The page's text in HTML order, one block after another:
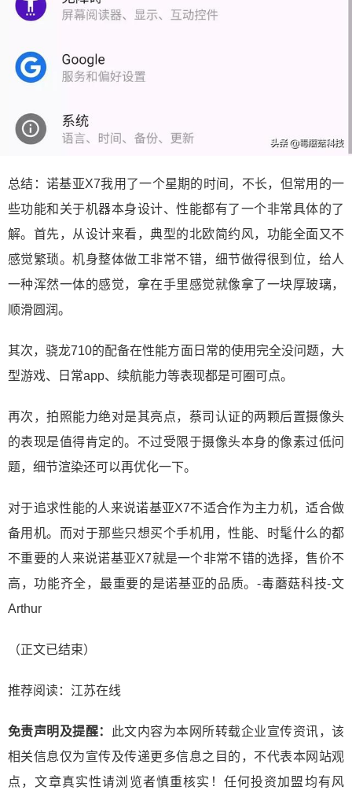
总结：诺基亚X7我用了一个星期的时间，不长，但常用的一
些功能和关于机器本身设计、性能都有了一个非常具体的了
解。首先，从设计来看，典型的北欧简约风，功能全面又不
感觉繁琐。机身整体做工非常不错，细节做得很到位，给人
一种浑然一体的感觉，拿在手里感觉就像拿了一块厚玻璃，
顺滑圆润。
其次，骁龙710的配备在性能方面日常的使用完全没问题，大
型游戏、日常app、续航能力等表现都是可圈可点。
再次，拍照能力绝对是其亮点，蔡司认证的两颗后置摄像头
的表现是值得肯定的。不过受限于摄像头本身的像素过低问
题，细节渲染还可以再优化一下。
对于追求性能的人来说诺基亚X7不适合作为主力机，适合做
备用机。而对于那些只想买个手机用，性能、时髦什么的都
不重要的人来说诺基亚X7就是一个非常不错的选择，售价不
高，功能齐全，最重要的是诺基亚的品质。-毒蘑菇科技-文
Arthur
（正文已结束）
推荐阅读： 江苏在线
免责声明及提醒：
此文内容为本网所转载企业宣传资讯，该
相关信息仅为宣传及传递更多信息之目的，不代表本网站观
点，文章真实性请浏览者慎重核实！任何投资加盟均有风